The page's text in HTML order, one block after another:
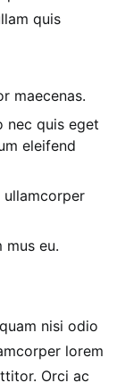
quis
maecenas.
nec quis eget
eleifend
ullamcorper
mus eu.
nisi odio
lorem
Orci ac